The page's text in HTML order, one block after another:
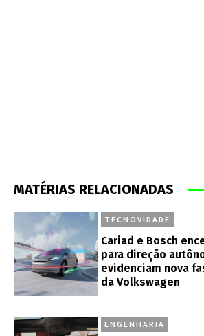
MATÉRIAS RELACIONADAS
TECNOVIDADE
Cariad e Bosch
para direção
evidenciam nova
da Volkswagen
ENGENHARIA